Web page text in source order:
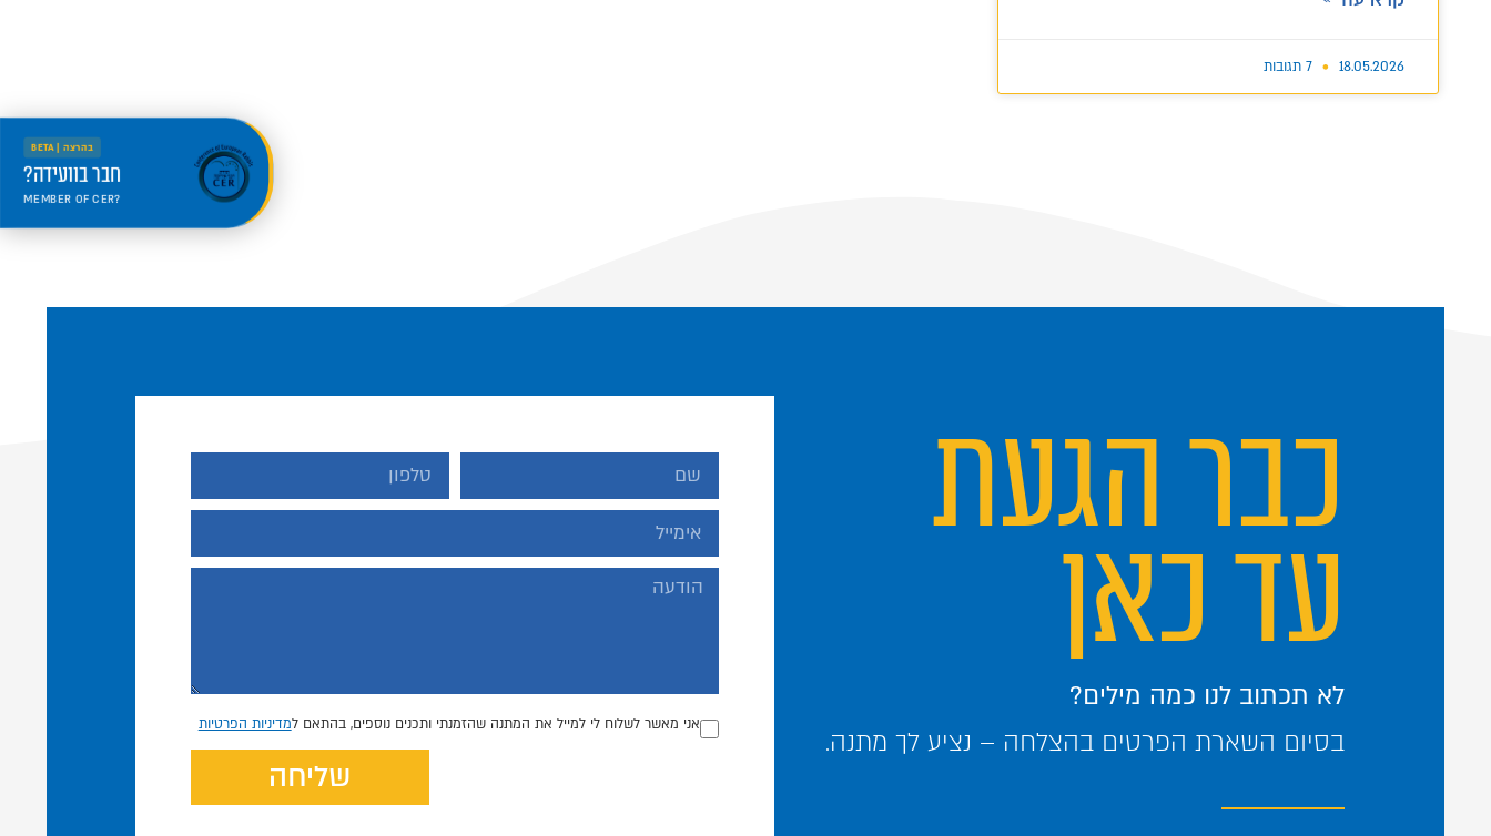
18.05.2026
כבר הגעת
עד כאן
לא תכתוב לנו כמה מילים?
בסיום השארת הפרטים בהצלחה – נציע לך מתנה.
אני מאשר לשלוח לי למייל את המתנה שהזמנתי ותכנים נוספים, בהתאם למדיניות הפרטיות
שליחה
בהרצה | BETA
חבר בוועידה?
MEMBER OF CER?
Welcome to the new portal